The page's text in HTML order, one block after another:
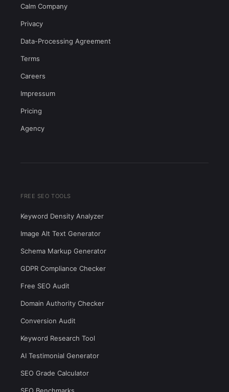
Calm Company
Privacy
Data-Processing Agreement
Terms
Careers
Impressum
Pricing
Agency
FREE SEO TOOLS
Keyword Density Analyzer
Image Alt Text Generator
Schema Markup Generator
GDPR Compliance Checker
Free SEO Audit
Domain Authority Checker
Conversion Audit
Keyword Research Tool
AI Testimonial Generator
SEO Grade Calculator